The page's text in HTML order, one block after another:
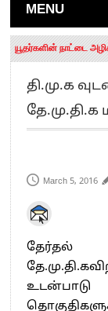
MENU
தமிழக
யூதர்களின் நாட்டை
“மக்களால்
எங்களை நீக்குவதற்கு
எஸ்.பி.வேலுமணி,
”நீட் தேர்வை
பிரவீன் சக்ரவர்த்தியின்
“ஜெயலலிதா அவர்களே
ராகுல் காந்தி கைது
செத்து சாம்பல்
பாகிஸ்தானின் அணு
மத்திய ஆசிரியர்
தி.மு.க
தே.மு.தி.க
March 5, 2016
தேர்தல்
உடன்பாடு